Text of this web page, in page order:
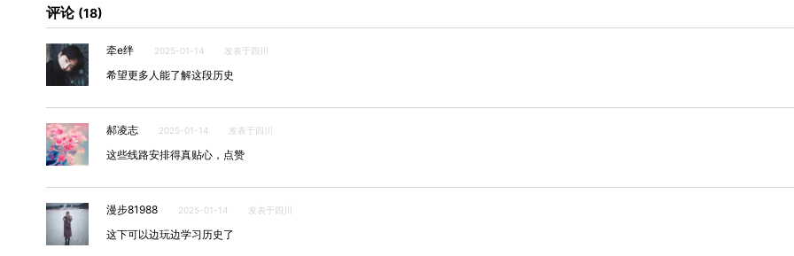
评论 18
牵e绊 2025-01-14 发表于四川
希望更多人能了解这段历史
郝凌志 2025-01-14 发表于四川
这些线路安排得真贴心，点赞
漫步81988 2025-01-14 发表于四川
这下可以边玩边学习历史了